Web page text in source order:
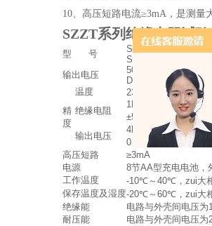
10、高压短路电流≥3mA，是测量
SZZT系列绝缘电阻试验
型 号
SZZT2010
SZZT2020
输出电压
500V
DC
1000V
DC
精
度
温度
23℃±5℃
绝缘电阻
1MΩ～20GΩ
±5％
2MΩ～
±5％
输出电压
4MΩ～20GΩ
0～+10％
8MΩ～
0～+10％
高压短路
≥3mA
电源
8节AA型充电电池，
工作温度
-10℃～40℃，zui大
保存温度及湿度-20℃～60℃，zui大
绝缘能
电路与外壳间电压
耐压能
电路与外壳间电压为